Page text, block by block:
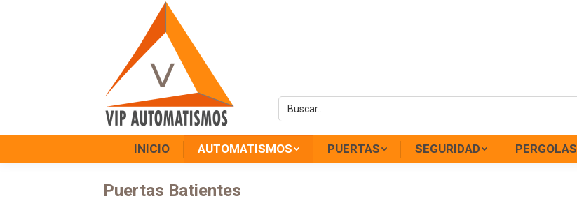
INICIO AUTOMATISMOS PUERTAS SEGURIDAD PERGOLAS
Puertas Batientes